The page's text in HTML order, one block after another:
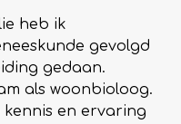
heb ik
gevolgd
gedaan.
als woonbioloog.
kennis en ervaring